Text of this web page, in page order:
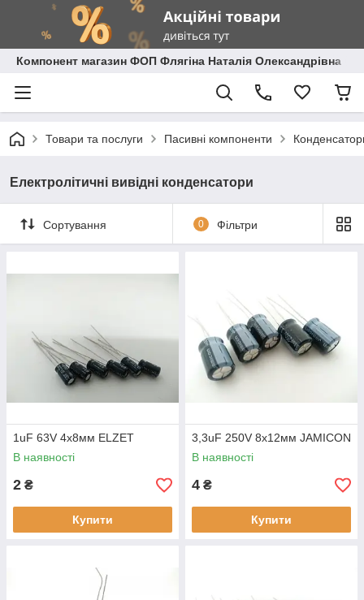
Компонент магазин ФОП Флягіна Наталія Олександрівна
Товари та послуги Пасивні компоненти
Електролітичні вивідні конденсатори
Сортування 0 Фільтри
1uF 63V 4х8мм ELZET
В наявності
2 ₴
Купити
3,3uF 250V 8х12мм JAMICON
В наявності
4 ₴
Купити